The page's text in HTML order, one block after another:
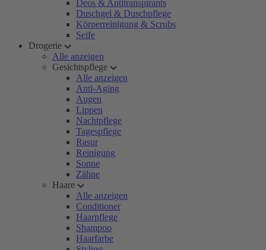
Deos & Antitranspirants
Duschgel & Duschpflege
Körperreinigung & Scrubs
Seife
Drogerie
Alle anzeigen
Gesichtspflege
Alle anzeigen
Anti-Aging
Augen
Lippen
Nachtpflege
Tagespflege
Rasur
Reinigung
Sonne
Zähne
Haare
Alle anzeigen
Conditioner
Haarpflege
Shampoo
Haarfarbe